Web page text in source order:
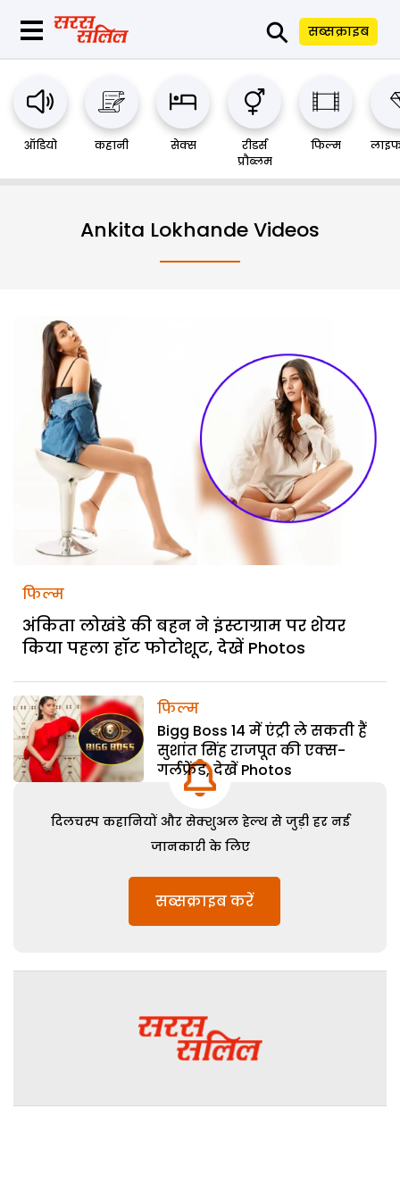
⚲ सब्सक्राइब
ऑडियो कहानी सेक्स
रीडर्स
प्रौब्लम
फिल्म
Ankita Lokhande Videos
फिल्म
अंकिता लोखंडे की बहन ने इंस्टाग्राम पर शेयर
किया पहला हॉट फोटोशूट, देखें Photos
फिल्म
Bigg Boss 14 में एंट्री ले सकती हैं
सुशांत सिंह राजपूत की एक्स-
गर्लफ्रेंड, देखें Photos
दिलचस्प कहानियों और सेक्शुअल हेल्थ से जुड़ी हर नई
जानकारी के लिए
सब्सक्राइब करें